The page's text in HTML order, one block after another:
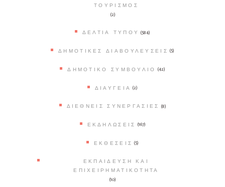
ΤΟΥΡΙΣΜΌΣ
(2)
ΔΕΛΤΊΑ ΤΎΠΟΥ (584)
ΔΗΜΟΤΙΚΈΣ ΔΙΑΒΟΥΛΕΎΣΕΙΣ (5)
ΔΗΜΟΤΙΚΌ ΣΥΜΒΟΎΛΙΟ (42)
ΔΙΑΎΓΕΙΑ (2)
ΔΙΕΘΝΕΊΣ ΣΥΝΕΡΓΑΣΊΕΣ (8)
ΕΚΔΗΛΏΣΕΙΣ (167)
ΕΚΘΈΣΕΙΣ (5)
ΕΚΠΑΊΔΕΥΣΗ ΚΑΙ
ΕΠΙΧΕΙΡΗΜΑΤΙΚΌΤΗΤΑ
(10)